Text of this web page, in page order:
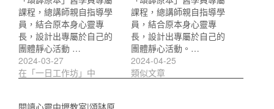
課程，總講師親自指導學
員，結合原本身心靈專
長，設計出專屬於自己的
團體靜心活動 …
2024-03-27
在「一日工作坊」中
課程，總講師親自指導學
員，結合原本身心靈專
長，設計出專屬於自己的
團體靜心活動。…
2024-04-25
類似文章